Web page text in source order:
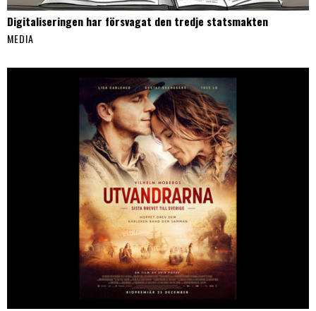
Digitaliseringen har försvagat den tredje statsmakten
MEDIA